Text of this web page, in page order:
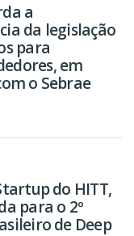
a
da legislação
para
em
o Sebrae
do HITT,
para o 2º
de Deep